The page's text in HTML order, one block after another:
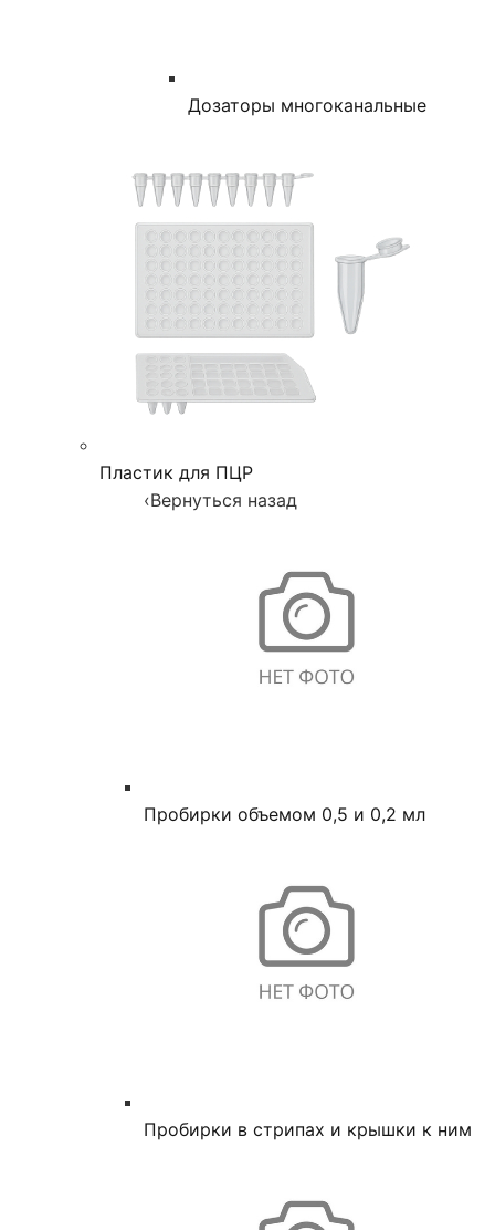
Дозаторы многоканальные
Пластик для ПЦР
‹Вернуться назад
Пробирки объемом 0,5 и 0,2 мл
Пробирки в стрипах и крышки к ним